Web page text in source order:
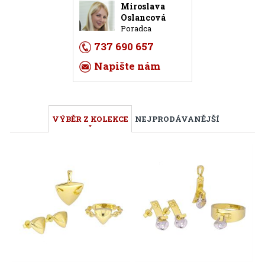
Miroslava
Oslancová
Poradca
737 690 657
Napište nám
VÝBĚR Z KOLEKCE NEJPRODÁVANĚJŠÍ